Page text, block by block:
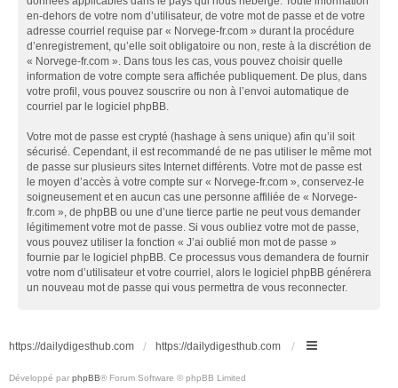
en-dehors de votre nom d’utilisateur, de votre mot de passe et de votre
adresse courriel requise par « Norvege-fr.com » durant la procédure
d’enregistrement, qu’elle soit obligatoire ou non, reste à la discrétion de
« Norvege-fr.com ». Dans tous les cas, vous pouvez choisir quelle
information de votre compte sera affichée publiquement. De plus, dans
votre profil, vous pouvez souscrire ou non à l’envoi automatique de
courriel par le logiciel phpBB.
Votre mot de passe est crypté (hashage à sens unique) afin qu’il soit
sécurisé. Cependant, il est recommandé de ne pas utiliser le même mot
de passe sur plusieurs sites Internet différents. Votre mot de passe est
le moyen d’accès à votre compte sur « Norvege-fr.com », conservez-le
soigneusement et en aucun cas une personne affiliée de « Norvege-
fr.com », de phpBB ou une d’une tierce partie ne peut vous demander
légitimement votre mot de passe. Si vous oubliez votre mot de passe,
vous pouvez utiliser la fonction « J’ai oublié mon mot de passe »
fournie par le logiciel phpBB. Ce processus vous demandera de fournir
votre nom d’utilisateur et votre courriel, alors le logiciel phpBB générera
un nouveau mot de passe qui vous permettra de vous reconnecter.
https://dailydigesthub.com https://dailydigesthub.com
Développé par phpBB® Forum Software © phpBB Limited